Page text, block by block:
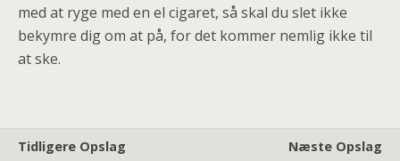
med at ryge med en el cigaret, så skal du slet ikke
bekymre dig om at på, for det kommer nemlig ikke til
at ske.
Tidligere Opslag
Næste Opslag